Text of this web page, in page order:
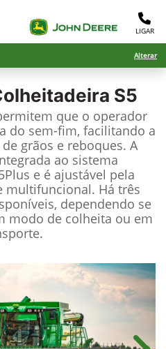
LIGAR
Alterar
S5
que o operador
do sem-fim, facilitando a
grãos e reboques. A
ao sistema
e é ajustável pela
multifuncional. Há três
dependendo se
modo de colheita ou em